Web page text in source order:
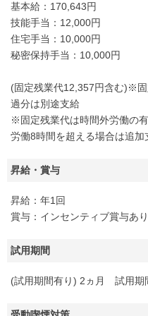
基本給：170,643円
技能手当：12,000円
住宅手当：10,000円
秘密保持手当：10,000円
(固定残業代12,357円含む)※
過分は別途支給
※固定残業代は時間外労働の
労働8時間を超える場合は追加
昇給・賞与
昇給：年1回
賞与：インセンティブ賞与あ
試用期間
(試用期間有り) 2ヵ月 試用期